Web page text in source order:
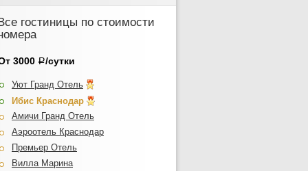
гостиницы по стоимости
3000 Р/сутки
Уют Гранд Отель
Ибис Краснодар
Амичи Гранд Отель
Аэроотель Краснодар
Премьер Отель
Вилла Марина